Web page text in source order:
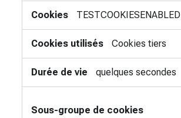
TESTCOOKIESENABLED
Cookies tiers
quelques secondes